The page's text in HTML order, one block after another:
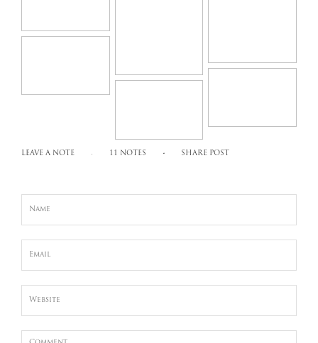
LEAVE A NOTE 11 NOTES SHARE POST